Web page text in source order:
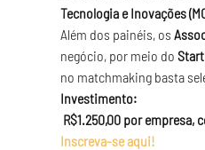
Tecnologia e Inovações
Além dos painéis, os
negócio, por meio do
no matchmaking basta
Investimento:
R$1.250,00 por empresa,
Inscreva-se aqui!